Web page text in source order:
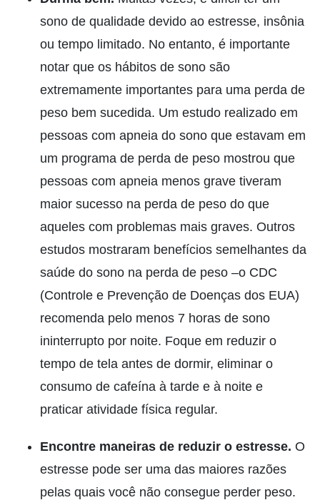
sono de qualidade devido ao estresse, insônia
ou tempo limitado. No entanto, é importante
notar que os hábitos de sono são
extremamente importantes para uma perda de
peso bem sucedida. Um estudo realizado em
pessoas com apneia do sono que estavam em
um programa de perda de peso mostrou que
pessoas com apneia menos grave tiveram
maior sucesso na perda de peso do que
aqueles com problemas mais graves. Outros
estudos mostraram benefícios semelhantes da
saúde do sono na perda de peso –o CDC
(Controle e Prevenção de Doenças dos EUA)
recomenda pelo menos 7 horas de sono
ininterrupto por noite. Foque em reduzir o
tempo de tela antes de dormir, eliminar o
consumo de cafeína à tarde e à noite e
praticar atividade física regular.
Encontre maneiras de reduzir o estresse. O
estresse pode ser uma das maiores razões
pelas quais você não consegue perder peso.